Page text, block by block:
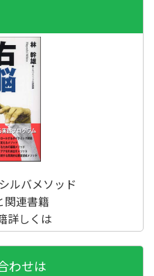
ルバメソッド
関連書籍
詳しくは
わせは